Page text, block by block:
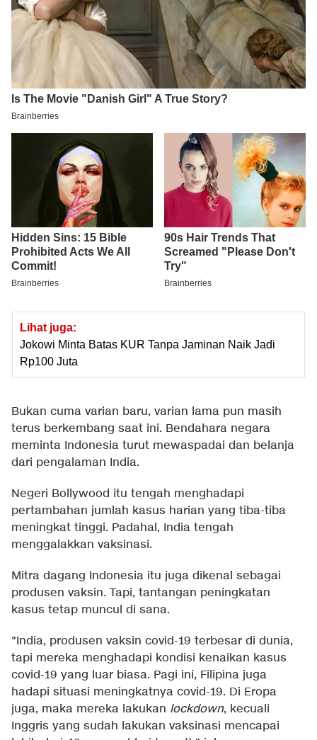
Lihat juga:
Jokowi Minta Batas KUR Tanpa Jaminan Naik Jadi
Rp100 Juta
Bukan cuma varian baru, varian lama pun masih
terus berkembang saat ini. Bendahara negara
meminta Indonesia turut mewaspadai dan belanja
dari pengalaman India.
Negeri Bollywood itu tengah menghadapi
pertambahan jumlah kasus harian yang tiba-tiba
meningkat tinggi. Padahal, India tengah
menggalakkan vaksinasi.
Mitra dagang Indonesia itu juga dikenal sebagai
produsen vaksin. Tapi, tantangan peningkatan
kasus tetap muncul di sana.
"India, produsen vaksin covid-19 terbesar di dunia,
tapi mereka menghadapi kondisi kenaikan kasus
covid-19 yang luar biasa. Pagi ini, Filipina juga
hadapi situasi meningkatnya covid-19. Di Eropa
juga, maka mereka lakukan lockdown, kecuali
Inggris yang sudah lakukan vaksinasi mencapai